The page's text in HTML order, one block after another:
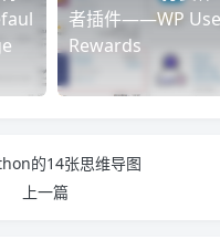
者插件——WP
Rewards
的14张思维导图
上一篇